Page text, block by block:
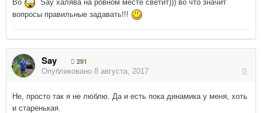
Во
Say халява на ровном месте светит))) во что значит
вопросы правильные задавать!!!
Say
291
Опубликовано 8 августа, 2017
Не, просто так я не люблю. Да и есть пока динамика у меня, хоть
и старенькая.